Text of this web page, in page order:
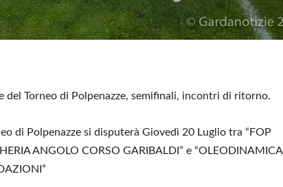
del Torneo di Polpenazze, semifinali, incontri di ritorno.
di Polpenazze si disputerà Giovedì 20 Luglio tra “FOP
ANGOLO CORSO GARIBALDI” e “OLEODINAMICA